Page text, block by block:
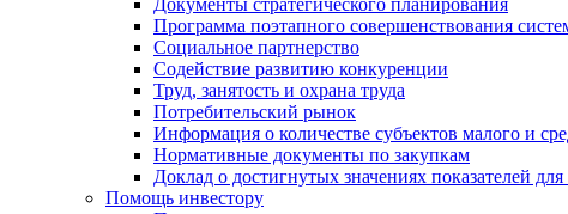
Документы стратегического планирования
Программа поэтапного совершенствования
Социальное партнерство
Содействие развитию конкуренции
Труд, занятость и охрана труда
Потребительский рынок
Информация о количестве субъектов малого и
Нормативные документы по закупкам
Доклад о достигнутых значениях показателей
Помощь инвестору